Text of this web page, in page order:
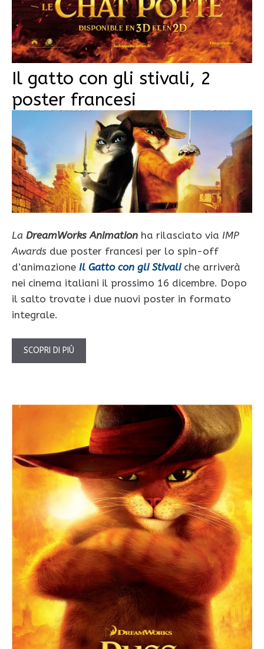
Il gatto con gli stivali, 2
poster francesi
La DreamWorks Animation ha rilasciato via IMP
Awards due poster francesi per lo spin-off
d’animazione Il Gatto con gli Stivali che arriverà
nei cinema italiani il prossimo 16 dicembre. Dopo
il salto trovate i due nuovi poster in formato
integrale.
SCOPRI DI PIÙ